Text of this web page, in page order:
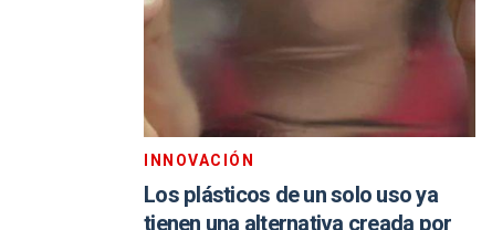
INNOVACIÓN
Los plásticos de un solo uso ya